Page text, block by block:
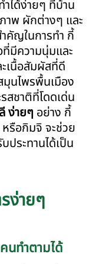
ได้ง่ายๆ ที่บ้าน
พ ผักต่างๆ และ
คัญในการทำ กี้
ที่มีความนุ่มและ
เนื้อสัมผัสที่ดี
มุนไพรพื้นเมือง
สชาติที่โดดเด่น
ง่ายๆ อย่าง กี้
รือกิมจิ จะช่วย
ประทานได้เป็น
ง่ายๆ
นทำตามได้